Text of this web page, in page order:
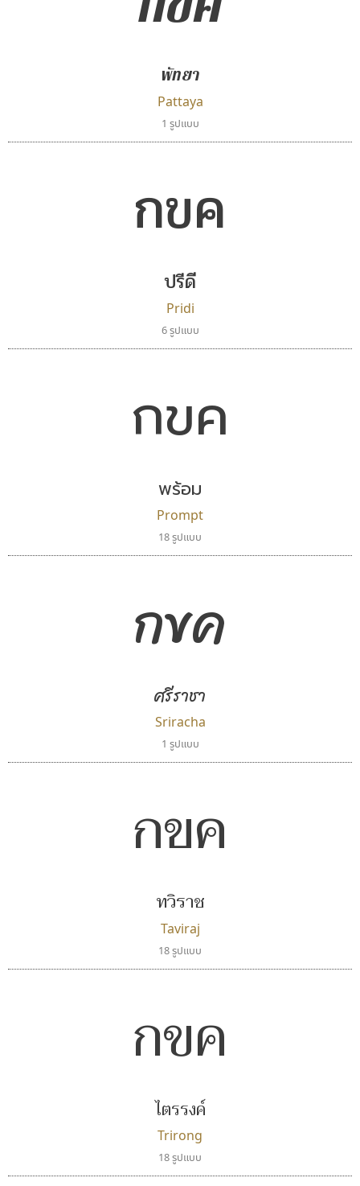
พัทยา
Pattaya
1 รูปแบบ
กขค
ปรีดี
Pridi
6 รูปแบบ
กขค
พร้อม
Prompt
18 รูปแบบ
กขค
ศรีราชา
Sriracha
1 รูปแบบ
กขค
ทวิราช
Taviraj
18 รูปแบบ
กขค
ไตรรงค์
Trirong
18 รูปแบบ